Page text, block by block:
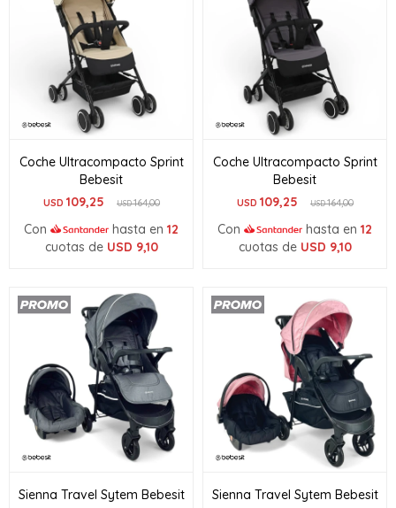
Coche Ultracompacto Sprint
Bebesit
USD 109,25 USD164,00
Con hasta en 12
cuotas de USD 9,10
Coche Ultracompacto Sprint
Bebesit
USD 109,25 USD164,00
Con hasta en 12
cuotas de USD 9,10
Sienna Travel Sytem Bebesit Sienna Travel Sytem Bebesit